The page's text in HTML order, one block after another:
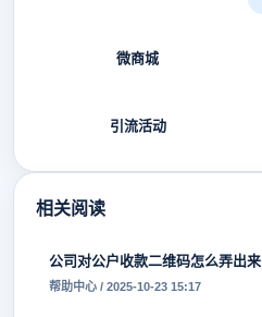
微商城
引流活动
相关阅读
公司对公户收款二维码怎么弄出来
帮助中心 / 2025-10-23 15:17